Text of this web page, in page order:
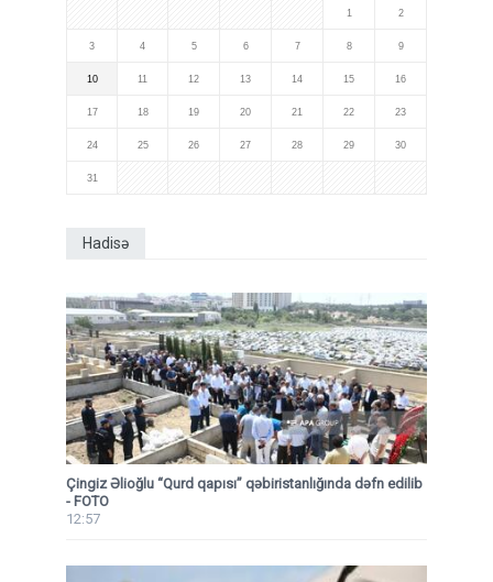
1 2
3 4 5 6 7 8 9
10 11 12 13 14 15 16
17 18 19 20 21 22 23
24 25 26 27 28 29 30
31
Hadisə
Çingiz Əlioğlu “Qurd qapısı” qəbiristanlığında dəfn edilib
- FOTO
12:57